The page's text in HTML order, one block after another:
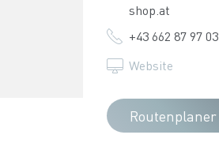
shop.at
+43 662 87 97 03
Website
Routenplaner